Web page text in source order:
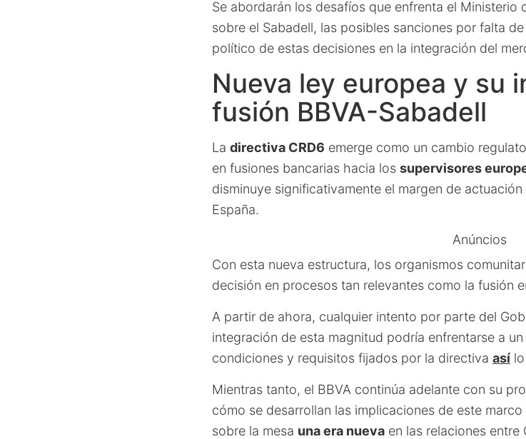
Se abordarán los desafíos que enfrenta el Ministerio
sobre el Sabadell, las posibles sanciones por falta
político de estas decisiones en la integración del
Nueva ley europea y su
fusión BBVA-Sabadell
La directiva CRD6 emerge como un cambio
en fusiones bancarias hacia los supervisores
disminuye significativamente el margen de actuación
España.
Anúncios
Con esta nueva estructura, los organismos
decisión en procesos tan relevantes como la fusión
A partir de ahora, cualquier intento por parte del
integración de esta magnitud podría enfrentarse a
condiciones y requisitos fijados por la directiva así
Mientras tanto, el BBVA continúa adelante con su
cómo se desarrollan las implicaciones de este
sobre la mesa una era nueva en las relaciones entre